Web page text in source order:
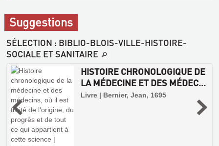
Suggestions
SÉLECTION : BIBLIO-BLOIS-VILLE-HISTOIRE-
SOCIALE ET SANITAIRE
HISTOIRE CHRONOLOGIQUE DE
LA MÉDECINE ET DES MÉDEC...
Livre | Bernier, Jean, 1695